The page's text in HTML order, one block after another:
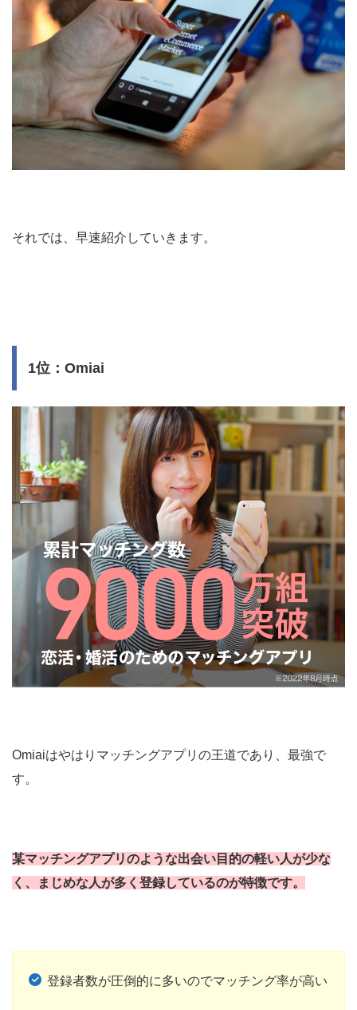
それでは、早速紹介していきます。
1位：Omiai
Omiaiはやはりマッチングアプリの王道であり、最強で
す。
某マッチングアプリのような出会い目的の軽い人が少な
く、まじめな人が多く登録しているのが特徴です。
登録者数が圧倒的に多いのでマッチング率が高い